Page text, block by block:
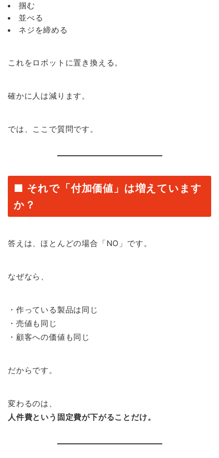
掴む
並べる
ネジを締める
これをロボットに置き換える。
確かに人は減ります。
では、ここで質問です。
■ それで「付加価値」は増えています
か？
答えは、ほとんどの場合「NO」です。
なぜなら、
・作っている製品は同じ
・売値も同じ
・顧客への価値も同じ
だからです。
変わるのは、
人件費という固定費が下がることだけ。